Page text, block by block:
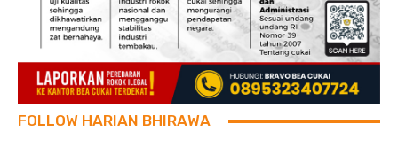
FOLLOW HARIAN BHIRAWA